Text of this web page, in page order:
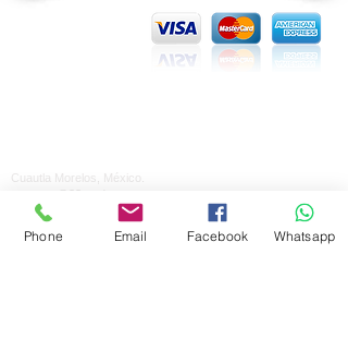
Cuautla Morelos, México.
contacto@23grados.com
+52 (735) 35.312.59
Phone Email Facebook Whatsapp